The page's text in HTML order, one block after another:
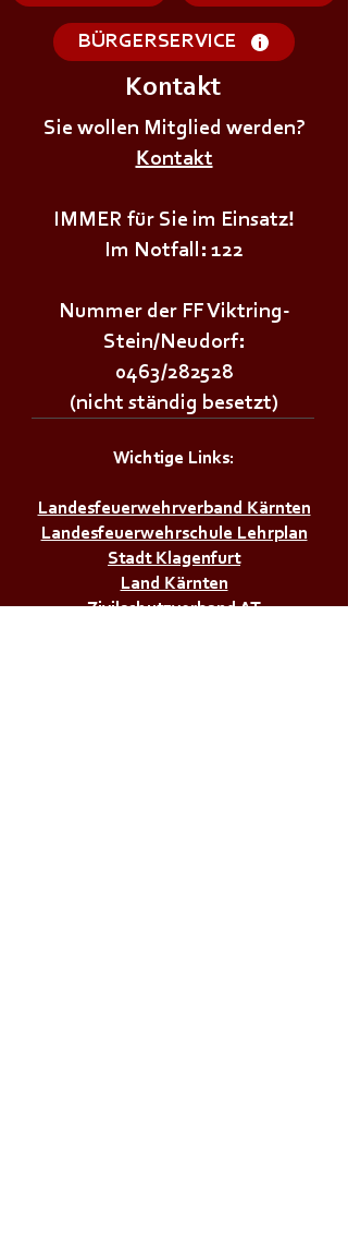
+++𝗘𝗥𝗦𝗧𝗘 - 𝗛𝗜𝗟𝗙𝗘
𝗞𝗨𝗥𝗦 𝗱𝗲𝗿
𝗝𝘂𝗴𝗲𝗻𝗱𝗳𝗲𝘂𝗲𝗿𝘄𝗲𝗵𝗿+++
BÜRGERSERVICE
Kontakt
Sie wollen Mitglied werden?
Kontakt
IMMER für Sie im Einsatz!
Im Notfall: 122
Nummer der FF Viktring-
Stein/Neudorf:
0463/282528
(nicht ständig besetzt)
Wichtige Links:
Landesfeuerwehrverband Kärnten
Landesfeuerwehrschule Lehrplan
Stadt Klagenfurt
Land Kärnten
Zivilschutzverband AT